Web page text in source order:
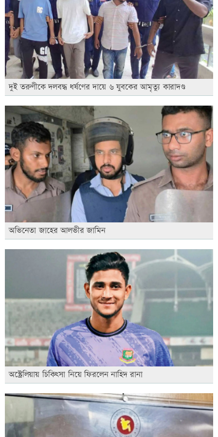
দুই তরুণীকে দলবদ্ধ ধর্ষণের দায়ে ৬ যুবকের আমৃত্যু কারাদণ্ড
অভিনেতা জাহের আলভীর জামিন
অস্ট্রেলিয়ায় চিকিৎসা নিয়ে ফিরলেন নাহিদ রানা